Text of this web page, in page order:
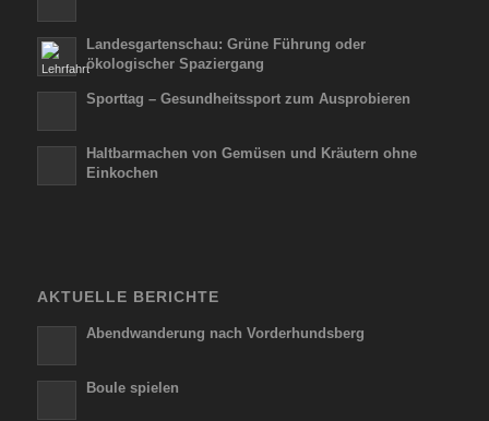
Landesgartenschau: Grüne Führung oder
ökologischer Spaziergang
Sporttag – Gesundheitssport zum Ausprobieren
Haltbarmachen von Gemüsen und Kräutern ohne
Einkochen
AKTUELLE BERICHTE
Abendwanderung nach Vorderhundsberg
Boule spielen